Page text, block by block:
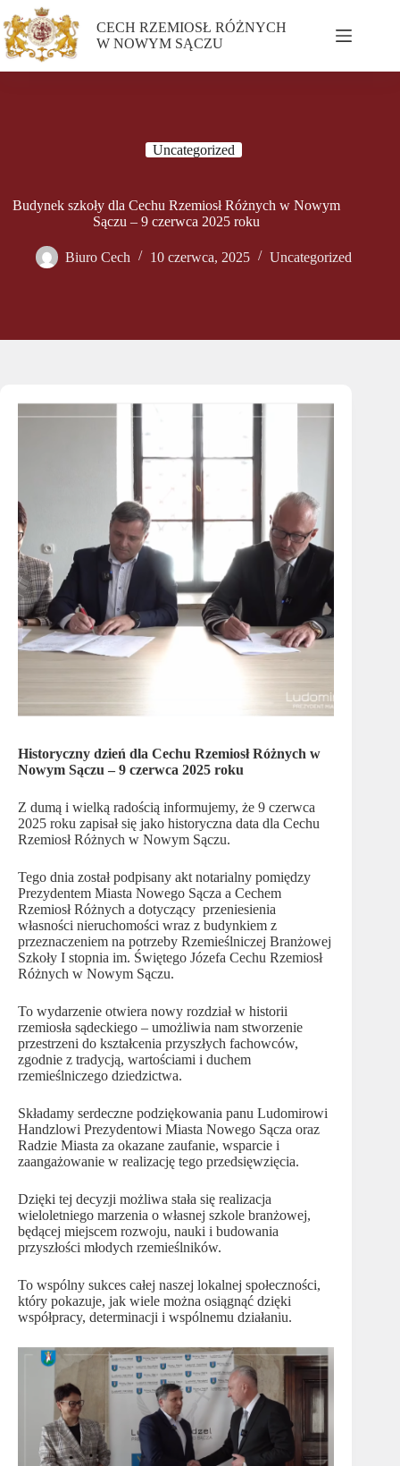
CECH RZEMIOSŁ RÓŻNYCH
W NOWYM SĄCZU
Uncategorized
Budynek szkoły dla Cechu Rzemiosł Różnych w Nowym
Sączu – 9 czerwca 2025 roku
Biuro Cech 10 czerwca, 2025 Uncategorized
Historyczny dzień dla Cechu Rzemiosł Różnych w
Nowym Sączu – 9 czerwca 2025 roku
Z dumą i wielką radością informujemy, że 9 czerwca
2025 roku zapisał się jako historyczna data dla Cechu
Rzemiosł Różnych w Nowym Sączu.
Tego dnia został podpisany akt notarialny pomiędzy
Prezydentem Miasta Nowego Sącza a Cechem
Rzemiosł Różnych a dotyczący przeniesienia
własności nieruchomości wraz z budynkiem z
przeznaczeniem na potrzeby Rzemieślniczej Branżowej
Szkoły I stopnia im. Świętego Józefa Cechu Rzemiosł
Różnych w Nowym Sączu.
To wydarzenie otwiera nowy rozdział w historii
rzemiosła sądeckiego – umożliwia nam stworzenie
przestrzeni do kształcenia przyszłych fachowców,
zgodnie z tradycją, wartościami i duchem
rzemieślniczego dziedzictwa.
Składamy serdeczne podziękowania panu Ludomirowi
Handzlowi Prezydentowi Miasta Nowego Sącza oraz
Radzie Miasta za okazane zaufanie, wsparcie i
zaangażowanie w realizację tego przedsięwzięcia.
Dzięki tej decyzji możliwa stała się realizacja
wieloletniego marzenia o własnej szkole branżowej,
będącej miejscem rozwoju, nauki i budowania
przyszłości młodych rzemieślników.
To wspólny sukces całej naszej lokalnej społeczności,
który pokazuje, jak wiele można osiągnąć dzięki
współpracy, determinacji i wspólnemu działaniu.